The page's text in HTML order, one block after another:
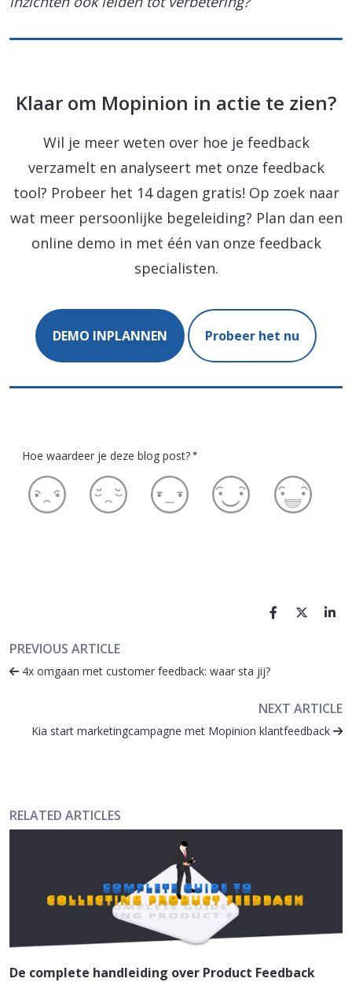
Klaar om Mopinion in actie te zien?
Wil je meer weten over hoe je feedback
verzamelt en analyseert met onze feedback
tool? Probeer het 14 dagen gratis! Op zoek naar
wat meer persoonlijke begeleiding? Plan dan een
online demo in met één van onze feedback
specialisten.
DEMO INPLANNEN Probeer het nu
Hoe waardeer je deze blog post? *
PREVIOUS ARTICLE
4x omgaan met customer feedback: waar sta jij?
NEXT ARTICLE
Kia start marketingcampagne met Mopinion klantfeedback
RELATED ARTICLES
De complete handleiding over Product Feedback